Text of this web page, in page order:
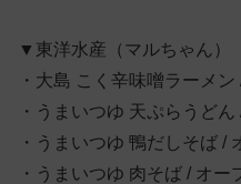
▼東洋水産（マルちゃん）
・大島 こく辛味噌ラーメン
・うまいつゆ 天ぷらうど
・うまいつゆ 鴨だしそば /
・うまいつゆ 肉そば / オー